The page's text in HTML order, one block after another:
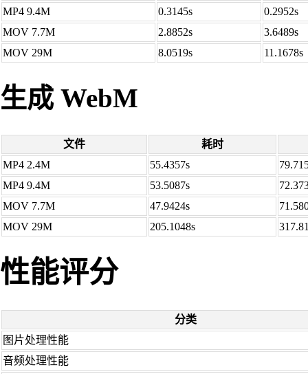
MP4 9.4M 0.3145s
0.2952s
MOV 7.7M
2.8852s
3.6489s
MOV 29M
8.0519s 11.1678s
生成 WebM
文件
耗时
MP4 2.4M
55.4357s
MP4 9.4M
53.5087s
MOV 7.7M
47.9424s
MOV 29M
205.1048s
性能评分
分类
图片处理性能
音频处理性能